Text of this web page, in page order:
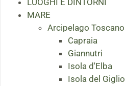
LUOGHI E DINTORNI
MARE
Arcipelago Toscano
Capraia
Giannutri
Isola d'Elba
Isola del Giglio